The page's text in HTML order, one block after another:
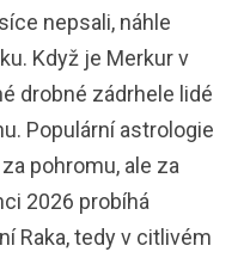
nepsali, náhle
Když je Merkur v
drobné zádrhele lidé
Populární astrologie
pohromu, ale za
2026 probíhá
Raka, tedy v citlivém